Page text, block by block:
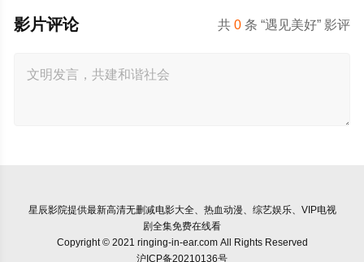
共0 条 “遇见美好” 影评
影片评论
星辰影院提供最新高清无删减电影大全、热血动漫、综艺娱乐、VIP电视
剧全集免费在线看
Copyright © 2021 ringing-in-ear.com All Rights Reserved
沪ICP备20210136号